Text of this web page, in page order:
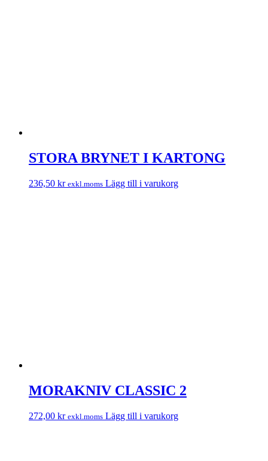
STORA BRYNET I KARTONG
236,50 kr exkl.moms Lägg till i varukorg
MORAKNIV CLASSIC 2
272,00 kr exkl.moms Lägg till i varukorg